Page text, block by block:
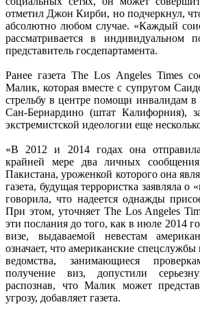
отметил Джон Кирби, но подчеркнул,
абсолютно любом случае. «Каждый
рассматривается в индивидуальном
представитель госдепартамента.
Ранее газета The Los Angeles Times
Малик, которая вместе с супругом
стрельбу в центре помощи инвалидам в
Сан-Бернардино (штат Калифорния),
экстремистской идеологии еще
«В 2012 и 2014 годах она
крайней мере два личных
Пакистана, уроженкой которого она
газета, будущая террористка заявляла
говорила, что надеется однажды
При этом, уточняет The Los Angeles
эти послания до того, как в июле 2014
визе, выдаваемой невестам
означает, что американские
ведомства, занимающиеся
получение виз, допустили
распознав, что Малик может
угрозу, добавляет газета.